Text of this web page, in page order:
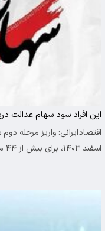
این افراد سود سهام عدالت
اقتصادایرانی: واریز مرحله
اسفند ۱۴۰۳، برای بیش از ۴۴ میلیون نفر از…